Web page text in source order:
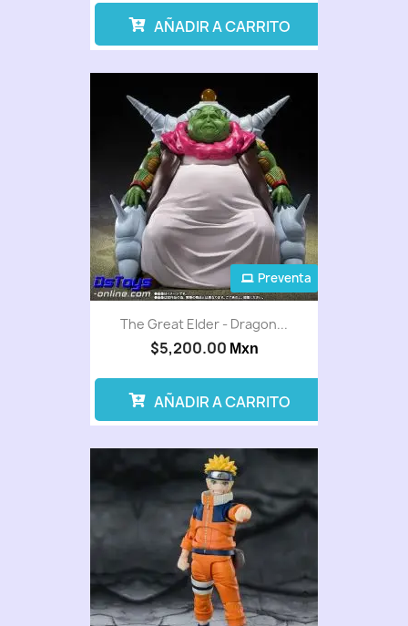
AÑADIR A CARRITO
The Great Elder - Dragon...
$5,200.00 Mxn
Preventa
AÑADIR A CARRITO